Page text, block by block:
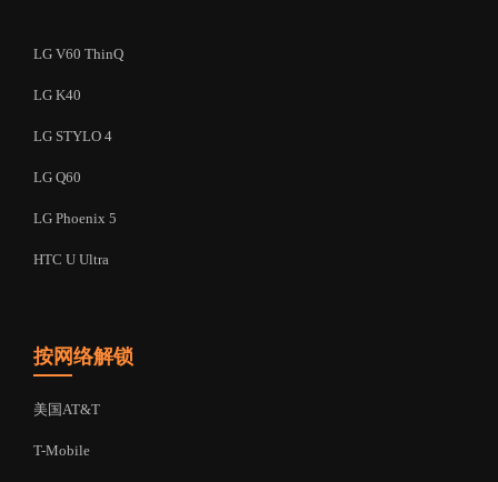
LG V60 ThinQ
LG K40
LG STYLO 4
LG Q60
LG Phoenix 5
HTC U Ultra
按网络解锁
美国AT&T
T-Mobile